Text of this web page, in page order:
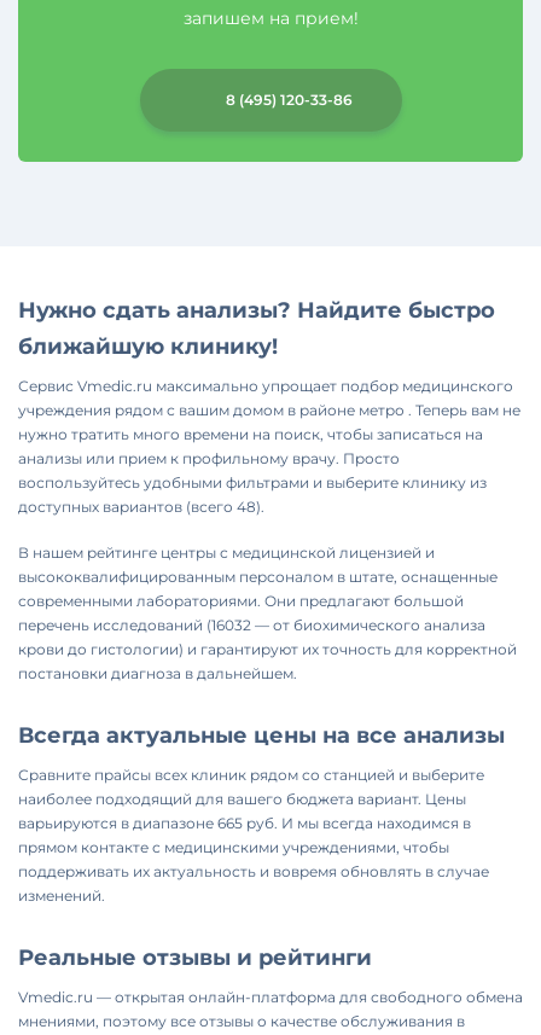
запишем на прием!
8 (495) 120-33-86
Нужно сдать анализы? Найдите быстро
ближайшую клинику!
Сервис Vmedic.ru максимально упрощает подбор медицинского
учреждения рядом с вашим домом в районе метро . Теперь вам не
нужно тратить много времени на поиск, чтобы записаться на
анализы или прием к профильному врачу. Просто
воспользуйтесь удобными фильтрами и выберите клинику из
доступных вариантов (всего 48).
В нашем рейтинге центры с медицинской лицензией и
высококвалифицированным персоналом в штате, оснащенные
современными лабораториями. Они предлагают большой
перечень исследований (16032 — от биохимического анализа
крови до гистологии) и гарантируют их точность для корректной
постановки диагноза в дальнейшем.
Всегда актуальные цены на все анализы
Сравните прайсы всех клиник рядом со станцией и выберите
наиболее подходящий для вашего бюджета вариант. Цены
варьируются в диапазоне 665 руб. И мы всегда находимся в
прямом контакте с медицинскими учреждениями, чтобы
поддерживать их актуальность и вовремя обновлять в случае
изменений.
Реальные отзывы и рейтинги
Vmedic.ru — открытая онлайн-платформа для свободного обмена
мнениями, поэтому все отзывы о качестве обслуживания в